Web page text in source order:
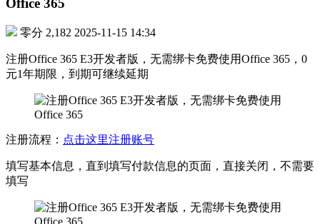
Office 365
零分 2,182 2025-11-15 14:34
注册Office 365 E3开发者版，无需绑卡免费使用Office 365，0
元1年期限，到期可继续延期
注册流程： 点击这里注册账号
填写基本信息，直到填写付款信息的页面，直接关闭，不需要
填写